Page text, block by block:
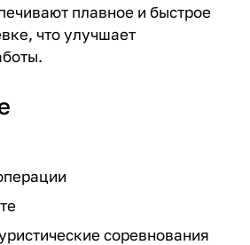
плавное и быстрое
что улучшает
соревнования